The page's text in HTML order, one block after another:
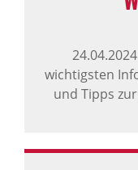
24.04.2024
wichtigsten
und Tipps